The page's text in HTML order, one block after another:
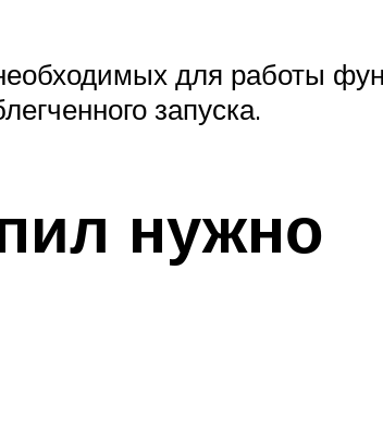
для работы
запуска.
нужно